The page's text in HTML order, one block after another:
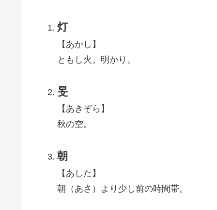
灯
【あかし】
ともし火。明かり。
旻
【あきぞら】
秋の空。
朝
【あした】
朝（あさ）より少し前の時間帯。